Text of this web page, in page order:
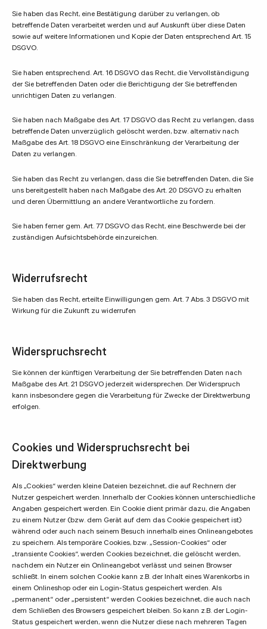
Sie haben das Recht, eine Bestätigung darüber zu verlangen, ob
betreffende Daten verarbeitet werden und auf Auskunft über diese Daten
sowie auf weitere Informationen und Kopie der Daten entsprechend Art. 15
DSGVO.
Sie haben entsprechend. Art. 16 DSGVO das Recht, die Vervollständigung
der Sie betreffenden Daten oder die Berichtigung der Sie betreffenden
unrichtigen Daten zu verlangen.
Sie haben nach Maßgabe des Art. 17 DSGVO das Recht zu verlangen, dass
betreffende Daten unverzüglich gelöscht werden, bzw. alternativ nach
Maßgabe des Art. 18 DSGVO eine Einschränkung der Verarbeitung der
Daten zu verlangen.
Sie haben das Recht zu verlangen, dass die Sie betreffenden Daten, die Sie
uns bereitgestellt haben nach Maßgabe des Art. 20 DSGVO zu erhalten
und deren Übermittlung an andere Verantwortliche zu fordern.
Sie haben ferner gem. Art. 77 DSGVO das Recht, eine Beschwerde bei der
zuständigen Aufsichtsbehörde einzureichen.
Widerrufsrecht
Sie haben das Recht, erteilte Einwilligungen gem. Art. 7 Abs. 3 DSGVO mit
Wirkung für die Zukunft zu widerrufen
Widerspruchsrecht
Sie können der künftigen Verarbeitung der Sie betreffenden Daten nach
Maßgabe des Art. 21 DSGVO jederzeit widersprechen. Der Widerspruch
kann insbesondere gegen die Verarbeitung für Zwecke der Direktwerbung
erfolgen.
Cookies und Widerspruchsrecht bei
Direktwerbung
Als „Cookies“ werden kleine Dateien bezeichnet, die auf Rechnern der
Nutzer gespeichert werden. Innerhalb der Cookies können unterschiedliche
Angaben gespeichert werden. Ein Cookie dient primär dazu, die Angaben
zu einem Nutzer (bzw. dem Gerät auf dem das Cookie gespeichert ist)
während oder auch nach seinem Besuch innerhalb eines Onlineangebotes
zu speichern. Als temporäre Cookies, bzw. „Session-Cookies“ oder
„transiente Cookies“, werden Cookies bezeichnet, die gelöscht werden,
nachdem ein Nutzer ein Onlineangebot verlässt und seinen Browser
schließt. In einem solchen Cookie kann z.B. der Inhalt eines Warenkorbs in
einem Onlineshop oder ein Login-Status gespeichert werden. Als
„permanent“ oder „persistent“ werden Cookies bezeichnet, die auch nach
dem Schließen des Browsers gespeichert bleiben. So kann z.B. der Login-
Status gespeichert werden, wenn die Nutzer diese nach mehreren Tagen